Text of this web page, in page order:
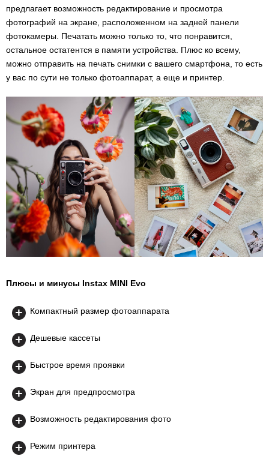
предлагает возможность редактирование и просмотра
фотографий на экране, расположенном на задней панели
фотокамеры. Печатать можно только то, что понравится,
остальное остатентся в памяти устройства. Плюс ко всему,
можно отправить на печать снимки с вашего смартфона, то есть
у вас по сути не только фотоаппарат, а еще и принтер.
Плюсы и минусы Instax MINI Evo
Компактный размер фотоаппарата
Дешевые кассеты
Быстрое время проявки
Экран для предпросмотра
Возможность редактирования фото
Режим принтера